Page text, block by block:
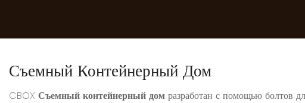
Съемный Контейнерный Дом
CBOX Съемный контейнерный дом разработан с помощью болтов